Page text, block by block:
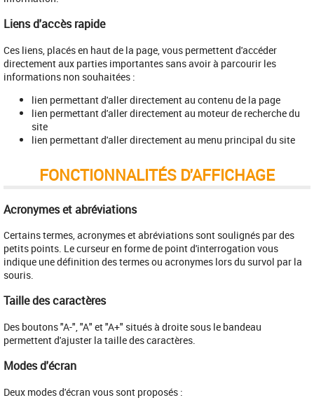
Liens d'accès rapide
Ces liens, placés en haut de la page, vous permettent d'accéder
directement aux parties importantes sans avoir à parcourir les
informations non souhaitées :
lien permettant d'aller directement au contenu de la page
lien permettant d'aller directement au moteur de recherche du
site
lien permettant d'aller directement au menu principal du site
FONCTIONNALITÉS D'AFFICHAGE
Acronymes et abréviations
Certains termes, acronymes et abréviations sont soulignés par des
petits points. Le curseur en forme de point d'interrogation vous
indique une définition des termes ou acronymes lors du survol par la
souris.
Taille des caractères
Des boutons "A-", "A" et "A+" situés à droite sous le bandeau
permettent d'ajuster la taille des caractères.
Modes d'écran
Deux modes d'écran vous sont proposés :